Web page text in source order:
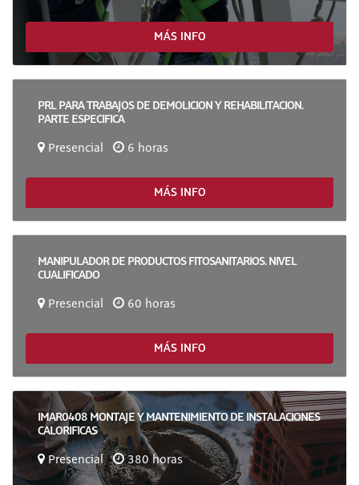
MÁS INFO
PRL PARA TRABAJOS DE DEMOLICION Y REHABILITACION.
PARTE ESPECIFICA
Presencial 6 horas
MÁS INFO
MANIPULADOR DE PRODUCTOS FITOSANITARIOS. NIVEL
CUALIFICADO
Presencial 60 horas
MÁS INFO
IMAR0408 MONTAJE Y MANTENIMIENTO DE INSTALACIONES
CALORIFICAS
Presencial 380 horas